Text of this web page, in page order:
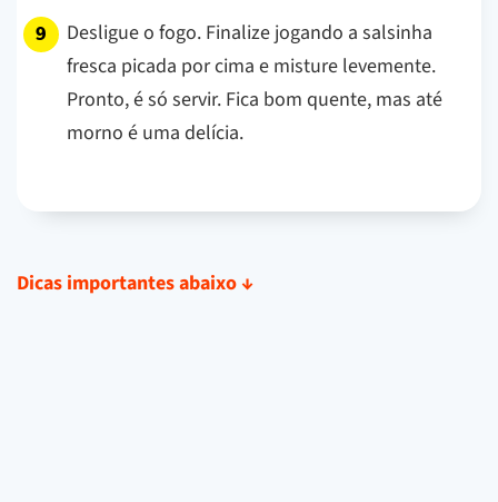
Desligue o fogo. Finalize jogando a salsinha
fresca picada por cima e misture levemente.
Pronto, é só servir. Fica bom quente, mas até
morno é uma delícia.
Dicas importantes abaixo ↓